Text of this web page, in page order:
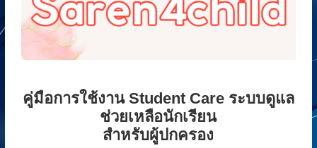
คู่มือการใช้งาน Student Care ระบบดูแล
ช่วยเหลือนักเรียน
สำหรับผู้ปกครอง